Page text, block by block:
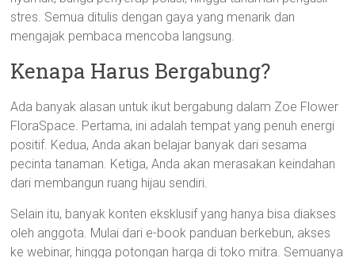
stres. Semua ditulis dengan gaya yang menarik dan
mengajak pembaca mencoba langsung.
Kenapa Harus Bergabung?
Ada banyak alasan untuk ikut bergabung dalam Zoe Flower
FloraSpace. Pertama, ini adalah tempat yang penuh energi
positif. Kedua, Anda akan belajar banyak dari sesama
pecinta tanaman. Ketiga, Anda akan merasakan keindahan
dari membangun ruang hijau sendiri.
Selain itu, banyak konten eksklusif yang hanya bisa diakses
oleh anggota. Mulai dari e-book panduan berkebun, akses
ke webinar, hingga potongan harga di toko mitra. Semuanya